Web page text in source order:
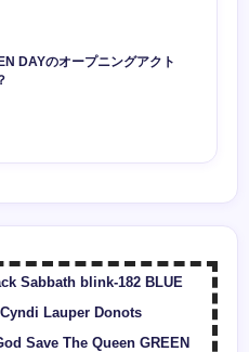
DAYのオープニングアクト
Sabbath blink-182 BLUE
Cyndi Lauper Donots
Save The Queen GREEN